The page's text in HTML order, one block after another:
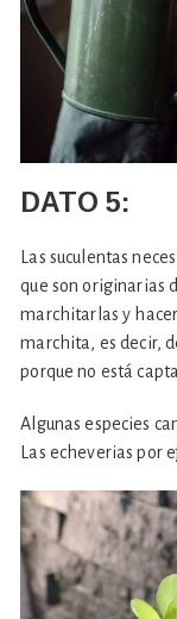
DATO 5:
Las suculentas
que son originarias
marchitarlas y
marchita, es decir,
porque no está
Algunas especies
Las echeverias por